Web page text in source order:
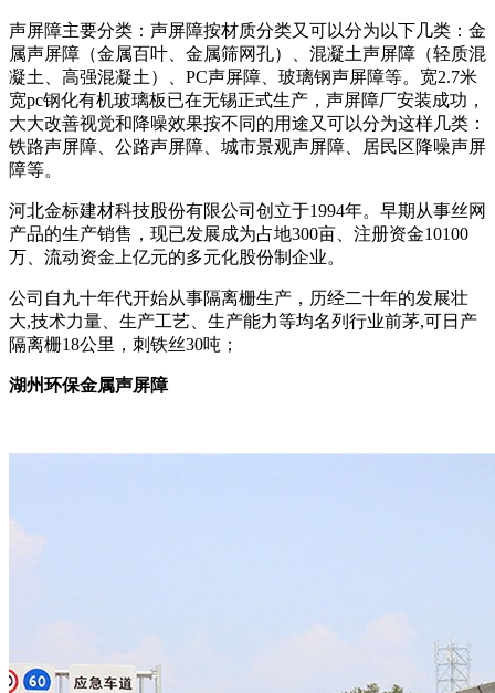
声屏障主要分类：声屏障按材质分类又可以分为以下几类：金
属声屏障（金属百叶、金属筛网孔）、混凝土声屏障（轻质混
凝土、高强混凝土）、PC声屏障、玻璃钢声屏障等。宽2.7米
宽pc钢化有机玻璃板已在无锡正式生产，声屏障厂安装成功，
大大改善视觉和降噪效果按不同的用途又可以分为这样几类：
铁路声屏障、公路声屏障、城市景观声屏障、居民区降噪声屏
障等。
河北金标建材科技股份有限公司创立于1994年。早期从事丝网
产品的生产销售，现已发展成为占地300亩、注册资金10100
万、流动资金上亿元的多元化股份制企业。
公司自九十年代开始从事隔离栅生产，历经二十年的发展壮
大,技术力量、生产工艺、生产能力等均名列行业前茅,可日产
隔离栅18公里，刺铁丝30吨；
湖州环保金属声屏障